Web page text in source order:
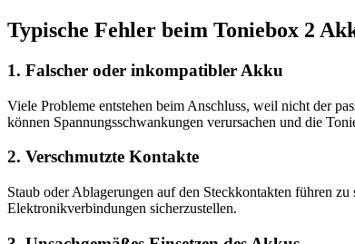
Typische Fehler beim Toniebox 2
1. Falscher oder inkompatibler Akku
Viele Probleme entstehen beim Anschluss, weil nicht der
können Spannungsschwankungen verursachen und die
2. Verschmutzte Kontakte
Staub oder Ablagerungen auf den Steckkontakten führen
Elektronikverbindungen sicherzustellen.